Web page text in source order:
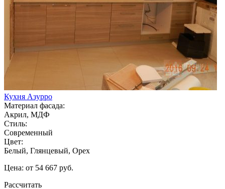
Кухня Азурро
Материал фасада:
Акрил, МДФ
Стиль:
Современный
Цвет:
Белый, Глянцевый, Орех
Цена: от 54 667 руб.
Рассчитать